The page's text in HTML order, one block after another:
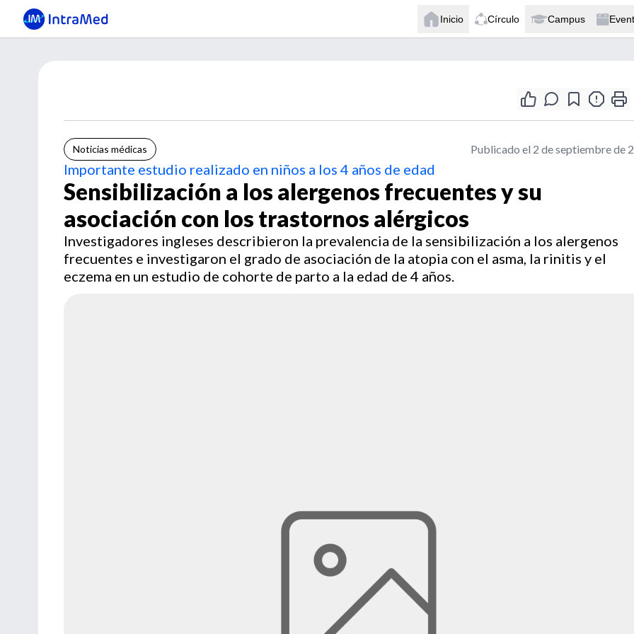
Inicio Círculo Campus
Noticias médicas Publicado el 2 de septiembre de
Importante estudio realizado en niños a los 4 años de edad
Sensibilización a los alergenos frecuentes y su
asociación con los trastornos alérgicos
Investigadores ingleses describieron la prevalencia de la sensibilización a los alergenos
frecuentes e investigaron el grado de asociación de la atopia con el asma, la rinitis y el
eczema en un estudio de cohorte de parto a la edad de 4 años.